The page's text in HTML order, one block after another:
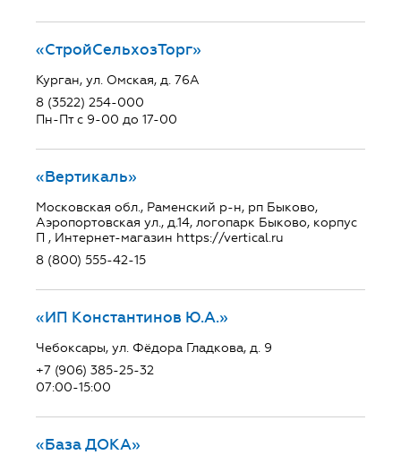
«СтройСельхозТорг»
Курган, ул. Омская, д. 76А
8 (3522) 254-000
Пн-Пт с 9-00 до 17-00
«Вертикаль»
Московская обл., Раменский р-н, рп Быково,
Аэропортовская ул., д.14, логопарк Быково, корпус
П , Интернет-магазин https://vertical.ru
8 (800) 555-42-15
«ИП Константинов Ю.А.»
Чебоксары, ул. Фёдора Гладкова, д. 9
+7 (906) 385-25-32
07:00-15:00
«База ДОКА»